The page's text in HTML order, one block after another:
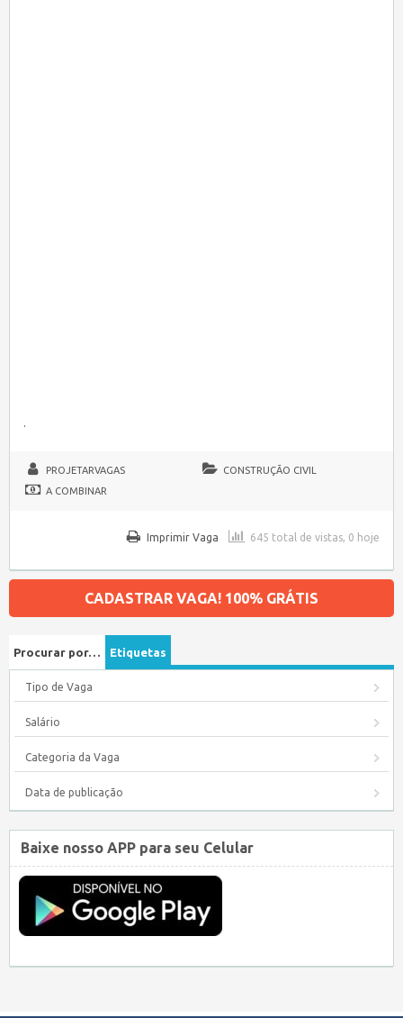
.
PROJETARVAGAS
CONSTRUÇÃO CIVIL
A COMBINAR
645 total de vistas, 0 hoje
Imprimir Vaga
CADASTRAR VAGA! 100% GRÁTIS
Procurar por… Etiquetas
Tipo de Vaga
Salário
Categoria da Vaga
Data de publicação
Baixe nosso APP para seu Celular